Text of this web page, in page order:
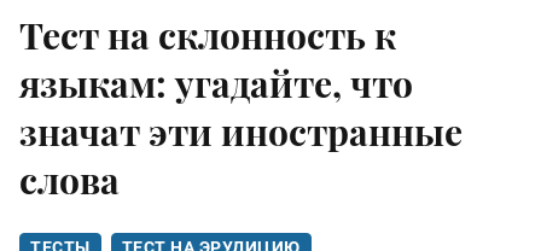
Тест на склонность к
языкам: угадайте, что
значат эти иностранные
слова